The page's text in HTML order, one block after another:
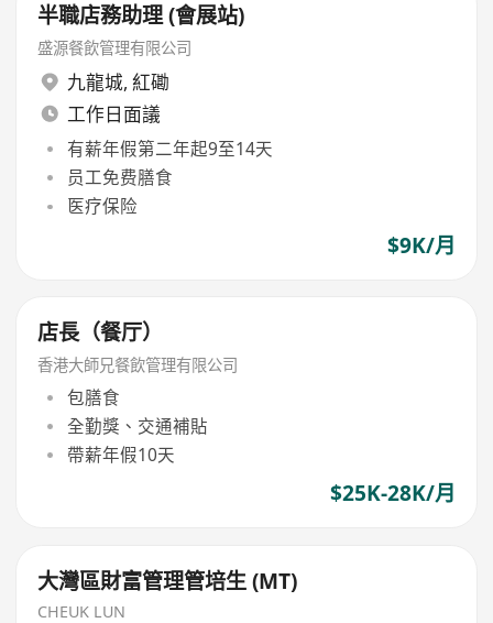
半職店務助理 (會展站)
盛源餐飲管理有限公司
九龍城, 紅磡
工作日面議
有薪年假第二年起9至14天
员工免费膳食
医疗保险
$9K/月
店長（餐厅）
香港大師兄餐飲管理有限公司
包膳食
全勤獎、交通補貼
帶薪年假10天
$25K-28K/月
大灣區財富管理管培生 (MT)
CHEUK LUN